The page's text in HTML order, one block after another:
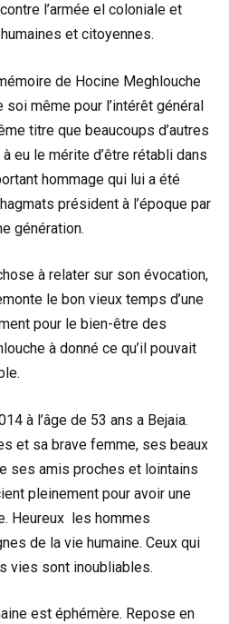
l’armée el coloniale et
et citoyennes.
de Hocine Meghlouche
même pour l’intérêt général
titre que beaucoups d’autres
eu le mérite d’être rétabli dans
hommage qui lui a été
président à l’époque par
génération.
à relater sur son évocation,
le bon vieux temps d’une
pour le bien-être des
à donné ce qu’il pouvait
à l’âge de 53 ans a Bejaia.
et sa brave femme, ses beaux
ses amis proches et lointains
pleinement pour avoir une
Heureux les hommes
de la vie humaine. Ceux qui
vies sont inoubliables.
est éphémère. Repose en